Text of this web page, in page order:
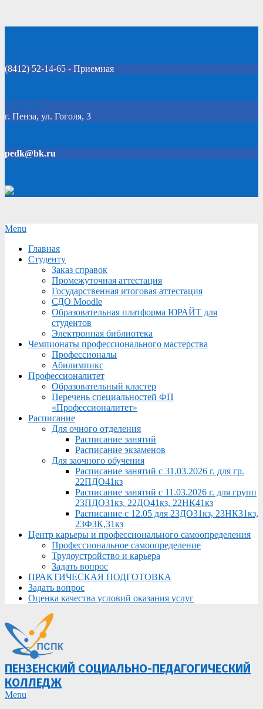
(8412) 52-14-65 - Приемная
Click Here
г. Пенза, ул. Гоголя, 3
pedk@bk.ru
Secondary
Menu
Menu
Главная
Студенту
Заказ справок
Промежуточная аттестация
Государственная итоговая аттестация
СДО Moodle
Образовательная платформа ЮРАЙТ для
студентов
Электронная библиотека
Чемпионаты профессионального мастерства
Профессионалы
Абилимпикс
Профессионалитет
Образовательный кластер
Перечень специальностей ФП
«Профессионалитет»
Расписание
Для очного отделения
Расписание занятий
Расписание экзаменов
Для заочного обучения
Расписание занятий с 31.03.2026 г. для гр.
22ПДО41кз
Расписание занятий с 11.03.2026 г. для групп
23ПДО31кз, 22ДО41кз, 22НК41кз
Расписание с 12.05 для 23ДО31кз, 23НК31кз,
23ФЗК,31кз
Центр карьеры и профессионального самоопределения
Профессиональное самоопределение
Трудоустройство и карьера
Задать вопрос
ПРАКТИЧЕСКАЯ ПОДГОТОВКА
Задать вопрос
Оценка качества условий оказания услуг
ПЕНЗЕНСКИЙ СОЦИАЛЬНО-ПЕДАГОГИЧЕСКИЙ
КОЛЛЕДЖ
Primary
Menu